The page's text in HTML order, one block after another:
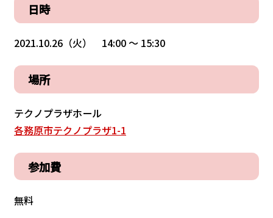
日時
2021.10.26（火） 14:00 〜 15:30
場所
テクノプラザホール
各務原市テクノプラザ1-1
参加費
無料